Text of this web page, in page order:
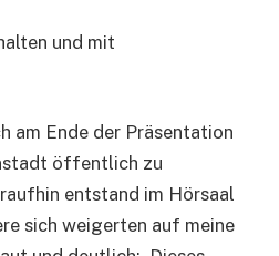
und mit
am Ende der Präsentation
öffentlich zu
entstand im Hörsaal
sich weigerten auf meine